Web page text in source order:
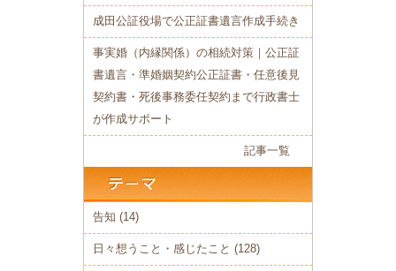
成田公証役場で公正証書遺言作成手続き
事実婚（内縁関係）の相続対策｜公正証
書遺言・準婚姻契約公正証書・任意後見
契約書・死後事務委任契約まで行政書士
が作成サポート
記事一覧
告知 (14)
日々想うこと・感じたこと (128)